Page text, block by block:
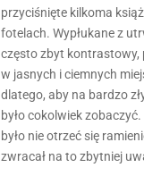
przyciśnięte kilkoma
fotelach. Wypłukane z
często zbyt kontrastowy,
w jasnych i ciemnych
dlatego, aby na bardzo
było cokolwiek
było nie otrzeć się
zwracał na to zbytniej